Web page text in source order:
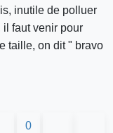
inutile de polluer
il faut venir pour
taille, on dit " bravo
0